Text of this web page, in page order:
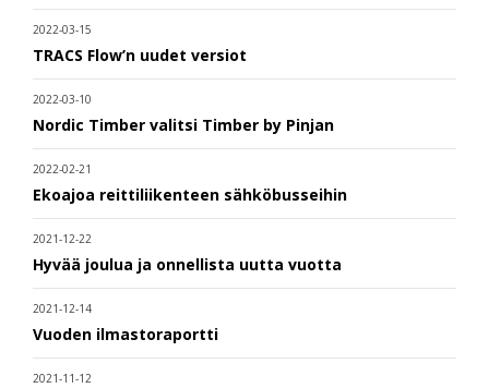
2022-03-15
TRACS Flow’n uudet versiot
2022-03-10
Nordic Timber valitsi Timber by Pinjan
2022-02-21
Ekoajoa reittiliikenteen sähköbusseihin
2021-12-22
Hyvää joulua ja onnellista uutta vuotta
2021-12-14
Vuoden ilmastoraportti
2021-11-12